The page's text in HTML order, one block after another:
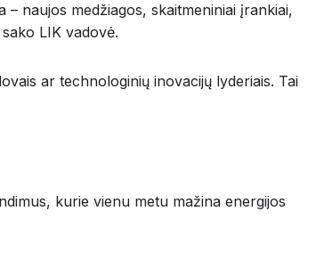
naujos medžiagos, skaitmeniniai įrankiai,
LIK vadovė.
ar technologinių inovacijų lyderiais. Tai
kurie vienu metu mažina energijos